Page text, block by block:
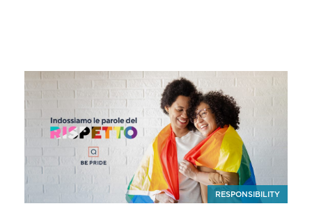
RESPONSIBILITY